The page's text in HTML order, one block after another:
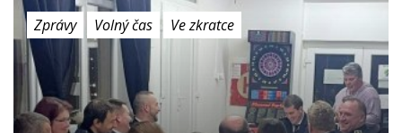
Zprávy Volný čas Ve zkratce